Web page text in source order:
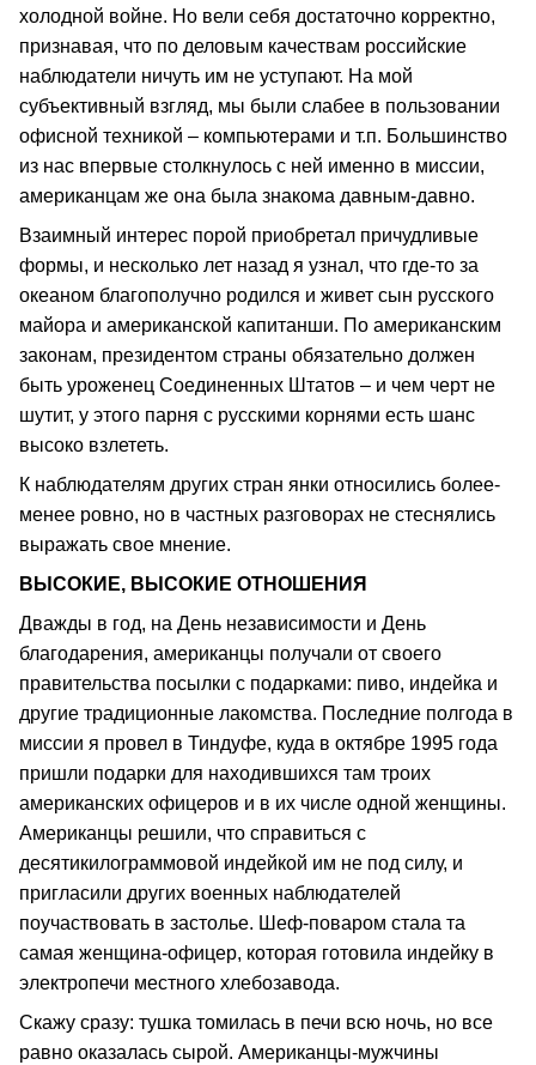
холодной войне. Но вели себя достаточно корректно,
признавая, что по деловым качествам российские
наблюдатели ничуть им не уступают. На мой
субъективный взгляд, мы были слабее в пользовании
офисной техникой – компьютерами и т.п. Большинство
из нас впервые столкнулось с ней именно в миссии,
американцам же она была знакома давным-давно.
Взаимный интерес порой приобретал причудливые
формы, и несколько лет назад я узнал, что где-то за
океаном благополучно родился и живет сын русского
майора и американской капитанши. По американским
законам, президентом страны обязательно должен
быть уроженец Соединенных Штатов – и чем черт не
шутит, у этого парня с русскими корнями есть шанс
высоко взлететь.
К наблюдателям других стран янки относились более-
менее ровно, но в частных разговорах не стеснялись
выражать свое мнение.
ВЫСОКИЕ, ВЫСОКИЕ ОТНОШЕНИЯ
Дважды в год, на День независимости и День
благодарения, американцы получали от своего
правительства посылки с подарками: пиво, индейка и
другие традиционные лакомства. Последние полгода в
миссии я провел в Тиндуфе, куда в октябре 1995 года
пришли подарки для находившихся там троих
американских офицеров и в их числе одной женщины.
Американцы решили, что справиться с
десятикилограммовой индейкой им не под силу, и
пригласили других военных наблюдателей
поучаствовать в застолье. Шеф-поваром стала та
самая женщина-офицер, которая готовила индейку в
электропечи местного хлебозавода.
Скажу сразу: тушка томилась в печи всю ночь, но все
равно оказалась сырой. Американцы-мужчины